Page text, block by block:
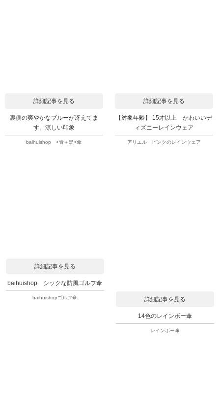
詳細記事を見る
裏側の爽やかなブルーが冴えてま
す。涼しい印象
baihuishop <青＋黒>傘
詳細記事を見る
【対象年齢】 15才以上 かわいいデ
ィズニーレインウェア
アリエル ピンクのレインウェア
詳細記事を見る
baihuishop シックな防風ゴルフ傘
baihuishopゴルフ傘 詳細記事を見る
14色のレインボー傘
レインボー傘